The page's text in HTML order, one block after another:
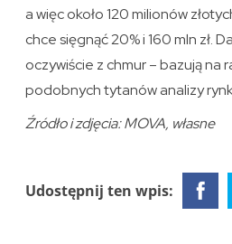
a więc około 120 milionów
chce sięgnąć 20% i 160 mln zł.
oczywiście z chmur – bazują na
podobnych tytanów analizy
Źródło i zdjęcia: MOVA, własne
Udostępnij ten wpis: